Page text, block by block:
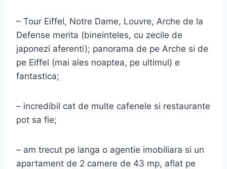
– Tour Eiffel, Notre Dame, Louvre, Arche de la
Defense merita (bineinteles, cu zecile de
japonezi aferenti); panorama de pe Arche si de
pe Eiffel (mai ales noaptea, pe ultimul) e
fantastica;
– incredibil cat de multe cafenele si restaurante
pot sa fie;
– am trecut pe langa o agentie imobiliara si un
apartament de 2 camere de 43 mp, aflat pe